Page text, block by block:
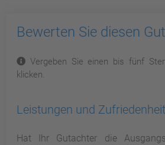
Bewerten Sie diesen
Vergeben Sie einen bis fünf
klicken.
Leistungen und Zufriedenheit
Hat Ihr Gutachter die